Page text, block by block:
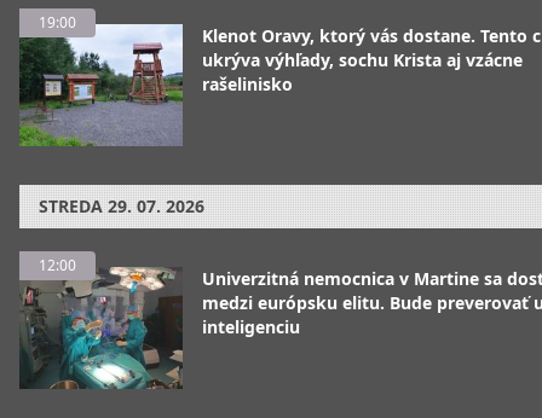
19:00
Klenot Oravy, ktorý vás dostane. Tento
ukrýva výhľady, sochu Krista aj vzácne
rašelinisko
STREDA 29. 07. 2026
12:00
Univerzitná nemocnica v Martine sa
medzi európsku elitu. Bude preverovať
inteligenciu